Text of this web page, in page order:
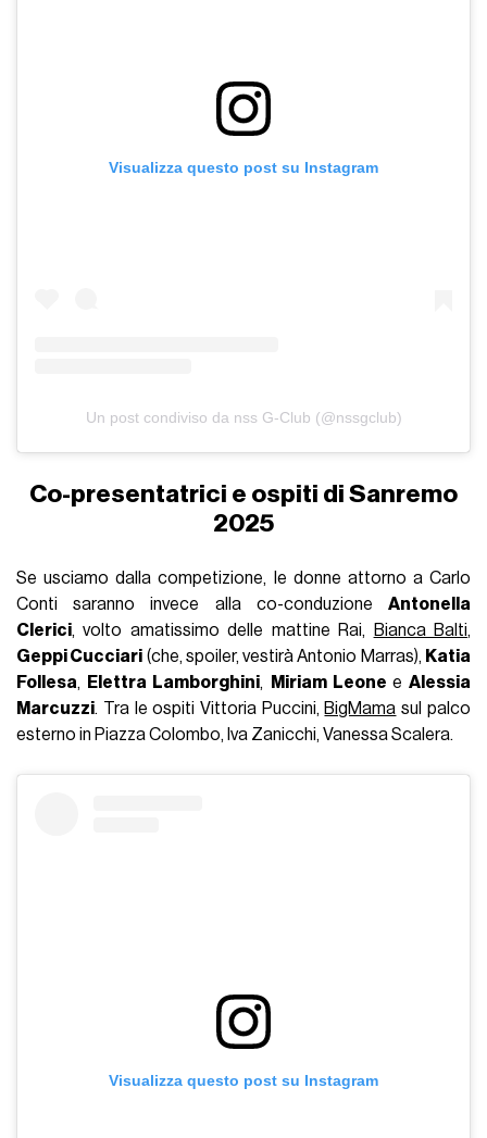
Visualizza questo post su Instagram
Un post condiviso da nss G-Club (@nssgclub)
Co-presentatrici e ospiti di Sanremo
2025
Se usciamo dalla competizione, le donne attorno a Carlo
Conti saranno invece alla co-conduzione Antonella
Clerici, volto amatissimo delle mattine Rai, Bianca Balti,
Geppi Cucciari (che, spoiler, vestirà Antonio Marras), Katia
Follesa, Elettra Lamborghini, Miriam Leone e Alessia
Marcuzzi. Tra le ospiti Vittoria Puccini, BigMama sul palco
esterno in Piazza Colombo, Iva Zanicchi, Vanessa Scalera.
Visualizza questo post su Instagram